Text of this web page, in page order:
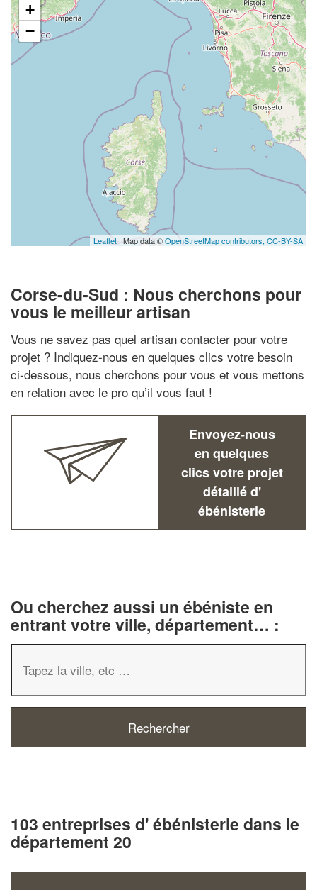
+
−
Leaflet | Map data ©OpenStreetMap contributors, CC-BY-SA
Corse-du-Sud : Nous cherchons pour
vous le meilleur artisan
Vous ne savez pas quel artisan contacter pour votre
projet ? Indiquez-nous en quelques clics votre besoin
ci-dessous, nous cherchons pour vous et vous mettons
en relation avec le pro qu’il vous faut !
Envoyez-nous
en quelques
clics votre projet
détaillé d'
ébénisterie
Ou cherchez aussi un ébéniste en
entrant votre ville, département… :
103 entreprises d' ébénisterie dans le
département 20